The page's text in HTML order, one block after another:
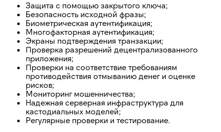
Защита с помощью закрытого ключа;
Безопасность исходной фразы;
Биометрическая аутентификация;
Многофакторная аутентификация;
Экраны подтверждения транзакции;
Проверка разрешений децентрализованного
приложения;
Проверки на соответствие требованиям
противодействия отмыванию денег и оценке
рисков;
Мониторинг мошенничества;
Надежная серверная инфраструктура для
кастодиальных моделей;
Регулярные проверки и тестирование.